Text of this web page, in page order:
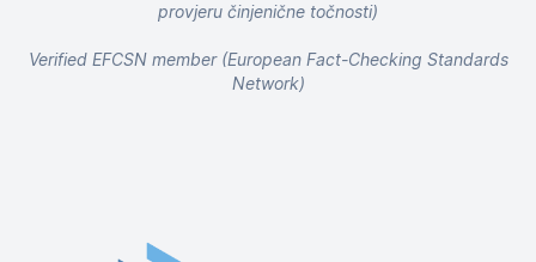
provjeru činjenične točnosti)
Verified EFCSN member (European Fact-Checking Standards
Network)